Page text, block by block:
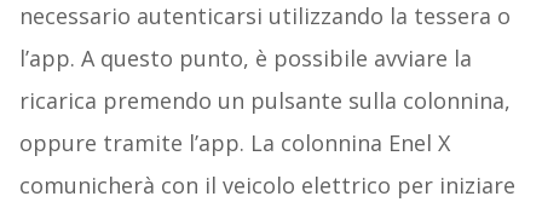
necessario autenticarsi utilizzando la tessera o
l’app. A questo punto, è possibile avviare la
ricarica premendo un pulsante sulla colonnina,
oppure tramite l’app. La colonnina Enel X
comunicherà con il veicolo elettrico per iniziare